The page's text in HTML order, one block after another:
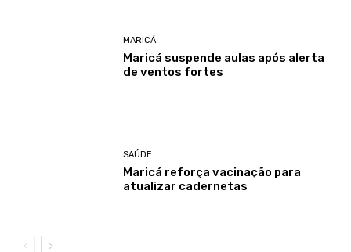
MARICÁ
Maricá suspende aulas após alerta
de ventos fortes
SAÚDE
Maricá reforça vacinação para
atualizar cadernetas